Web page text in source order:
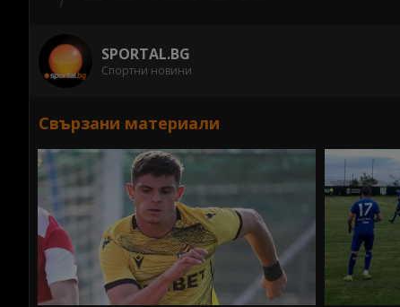
SPORTAL.BG
Спортни новини
Свързани материали